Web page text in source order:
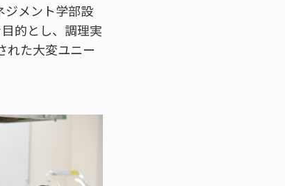
ジメント学部設
的とし、調理実
れた大変ユニー